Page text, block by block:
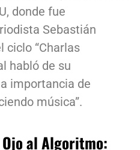
donde fue
Sebastián
ciclo “Charlas
habló de su
importancia de
música”.
al Algoritmo: